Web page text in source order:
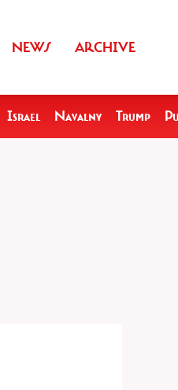
NEWS ARCHIVE
Israel Navalny Trump